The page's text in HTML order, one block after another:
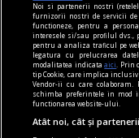
Pompierii au
Bolvașnița.
Lindenfeld
Incendiile de
Noi si partenerii nostri
furnizorii nostri de servicii de
functioneze, pentru a
interesele si/sau profilul dvs.,
pentru a analiza traficul pe
legatura cu prelucrarea
modalitatea indicataaici
. Prin
tip Cookie, care implica
Vendor-ii cu care colaboram.
schimba preferintele in mod
functionarea website-ului.
Atât noi, cât și